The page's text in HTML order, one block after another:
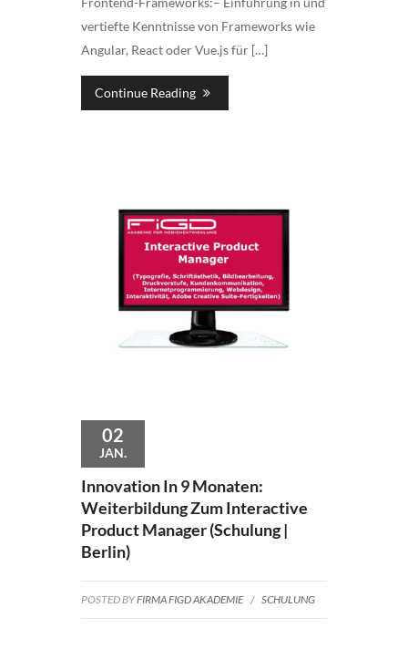
vertiefte Kenntnisse von Frameworks wie
Angular, React oder Vue.js für […]
Continue Reading
02
JAN.
Innovation In 9 Monaten:
Weiterbildung Zum Interactive
Product Manager (Schulung |
Berlin)
POSTED BYFIRMA FIGD AKADEMIE/ SCHULUNG